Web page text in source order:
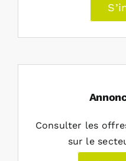
Consulter les
sur le